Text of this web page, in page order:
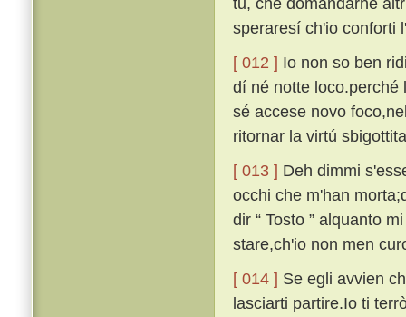
speraresí ch'io conforti
[ 012 ] Io non so ben
dí né notte loco.perché
sé accese novo
ritornar la virtú
[ 013 ] Deh dimmi
occhi che m'han
dir “ Tosto ” alquanto
stare,ch'io non men
[ 014 ] Se egli avvien
lasciarti partire.Io ti